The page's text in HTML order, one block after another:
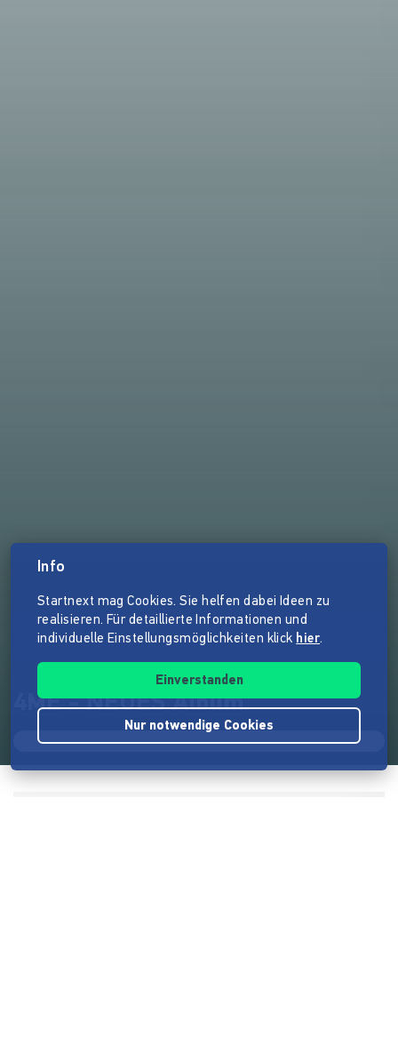
4ME - NEUES Album
Info
Startnext mag Cookies. Sie helfen dabei Ideen zu
realisieren. Für detaillierte Informationen und
individuelle Einstellungsmöglichkeiten klick hier.
Einverstanden
Nur notwendige Cookies